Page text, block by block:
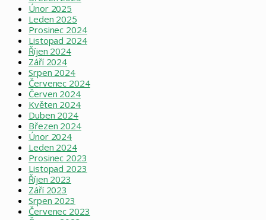
Únor 2025
Leden 2025
Prosinec 2024
Listopad 2024
Říjen 2024
Září 2024
Srpen 2024
Červenec 2024
Červen 2024
Květen 2024
Duben 2024
Březen 2024
Únor 2024
Leden 2024
Prosinec 2023
Listopad 2023
Říjen 2023
Září 2023
Srpen 2023
Červenec 2023